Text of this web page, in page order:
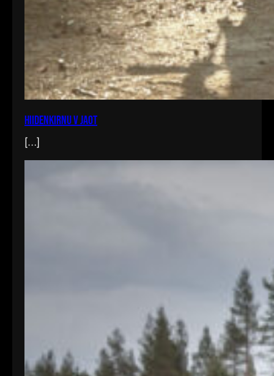
Hiidenkirnu V jaot
[…]